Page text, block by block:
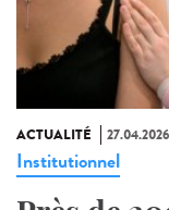
ACTUALITÉ 27.04.2026
Institutionnel